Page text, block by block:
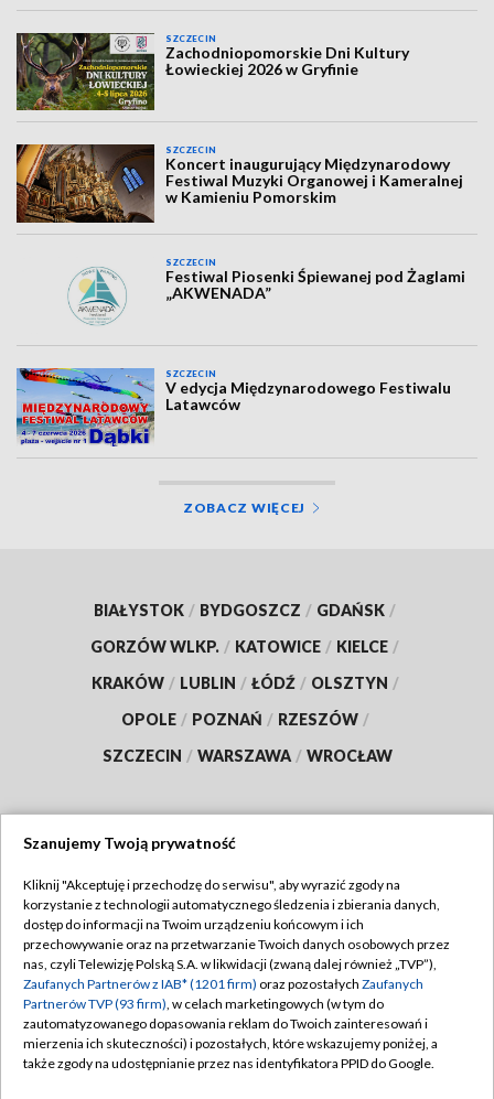
SZCZECIN
Zachodniopomorskie Dni Kultury
Łowieckiej 2026 w Gryfinie
SZCZECIN
Koncert inaugurujący Międzynarodowy
Festiwal Muzyki Organowej i Kameralnej
w Kamieniu Pomorskim
SZCZECIN
Festiwal Piosenki Śpiewanej pod Żaglami
„AKWENADA”
SZCZECIN
V edycja Międzynarodowego Festiwalu
Latawców
ZOBACZ WIĘCEJ
BIAŁYSTOK / BYDGOSZCZ / GDAŃSK /
GORZÓW WLKP. / KATOWICE / KIELCE /
KRAKÓW / LUBLIN / ŁÓDŹ / OLSZTYN /
OPOLE / POZNAŃ / RZESZÓW /
SZCZECIN / WARSZAWA / WROCŁAW
TVP
Abonament TVP
Emisja w TVP
Centrum informacji TVP
Naziemna Telewizja Cyfrowa
Regulamin TVP
Polityka prywatności
Moje zgody
Pomoc
Szanujemy Twoją prywatność
Kliknij "Akceptuję i przechodzę do serwisu", aby wyrazić zgody na
korzystanie z technologii automatycznego śledzenia i zbierania danych,
dostęp do informacji na Twoim urządzeniu końcowym i ich
przechowywanie oraz na przetwarzanie Twoich danych osobowych przez
nas, czyli Telewizję Polską S.A. w likwidacji (zwaną dalej również „TVP”),
Zaufanych Partnerów z IAB* (1201 firm) oraz pozostałych Zaufanych
Partnerów TVP (93 firm), w celach marketingowych (w tym do
zautomatyzowanego dopasowania reklam do Twoich zainteresowań i
mierzenia ich skuteczności) i pozostałych, które wskazujemy poniżej, a
także zgody na udostępnianie przez nas identyfikatora PPID do Google.